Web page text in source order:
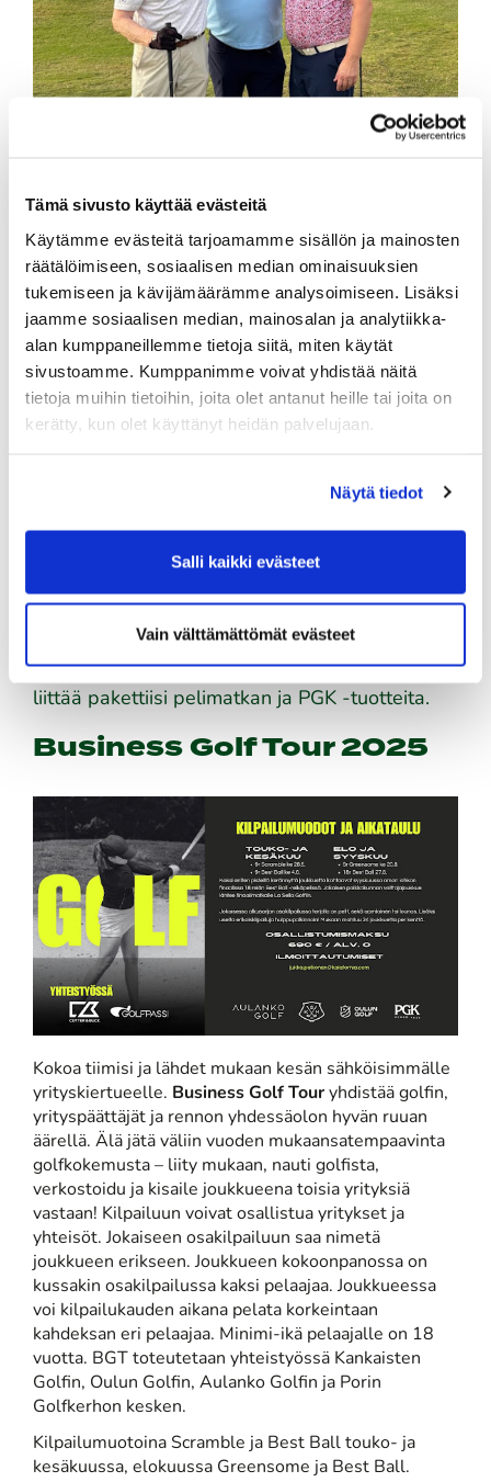
Tämä sivusto käyttää evästeitä
Käytämme evästeitä tarjoamamme sisällön ja mainosten
räätälöimiseen, sosiaalisen median ominaisuuksien
tukemiseen ja kävijämäärämme analysoimiseen. Lisäksi
jaamme sosiaalisen median, mainosalan ja analytiikka-
alan kumppaneillemme tietoja siitä, miten käytät
sivustoamme. Kumppanimme voivat yhdistää näitä
tietoja muihin tietoihin, joita olet antanut heille tai joita on
kerätty, kun olet käyttänyt heidän palvelujaan.
Näytä tiedot
Salli kaikki evästeet
Vain välttämättömät evästeet
Timoa ja Mikkoa onnittelee Jukka Pelkonen.
Business Golf Tour
yrityskisa kaudella
2025
Perinteiset Business aamut pelataan nyt
neljän kisan kokonaisuus, joka johdattaa
voittajat Espanjan La Sellassa pelattavaan
finaaliin. Firma-liiga korvaa "perinteiset"
kaudella kuusi osakilpailua. Business plus
liittää pakettiisi pelimatkan ja PGK -tuotteita.
Business Golf Tour 2025
Kokoa tiimisi ja lähdet mukaan kesän sähköisimmälle
yrityskiertueelle. Business Golf Tour yhdistää golfin,
yrityspäättäjät ja rennon yhdessäolon hyvän ruuan
äärellä. Älä jätä väliin vuoden mukaansatempaavinta
golfkokemusta – liity mukaan, nauti golfista,
verkostoidu ja kisaile joukkueena toisia yrityksiä
vastaan! Kilpailuun voivat osallistua yritykset ja
yhteisöt. Jokaiseen osakilpailuun saa nimetä
joukkueen erikseen. Joukkueen kokoonpanossa on
kussakin osakilpailussa kaksi pelaajaa. Joukkueessa
voi kilpailukauden aikana pelata korkeintaan
kahdeksan eri pelaajaa. Minimi-ikä pelaajalle on 18
vuotta. BGT toteutetaan yhteistyössä Kankaisten
Golfin, Oulun Golfin, Aulanko Golfin ja Porin
Golfkerhon kesken.
Kilpailumuotoina Scramble ja Best Ball touko- ja
kesäkuussa, elokuussa Greensome ja Best Ball.